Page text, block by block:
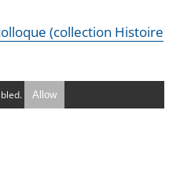
(collection Histoire
Allow